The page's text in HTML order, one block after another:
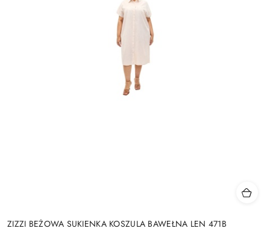
ZIZZI BEŻOWA SUKIENKA KOSZULA BAWEŁNA LEN 471B